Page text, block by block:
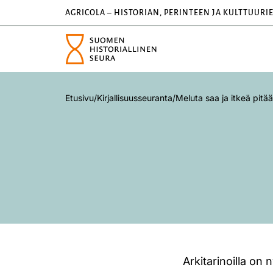
AGRICOLA – HISTORIAN, PERINTEEN JA
Etusivu/Kirjallisuusseuranta/Meluta saa ja itkeä pitää
Arkitarinoilla on